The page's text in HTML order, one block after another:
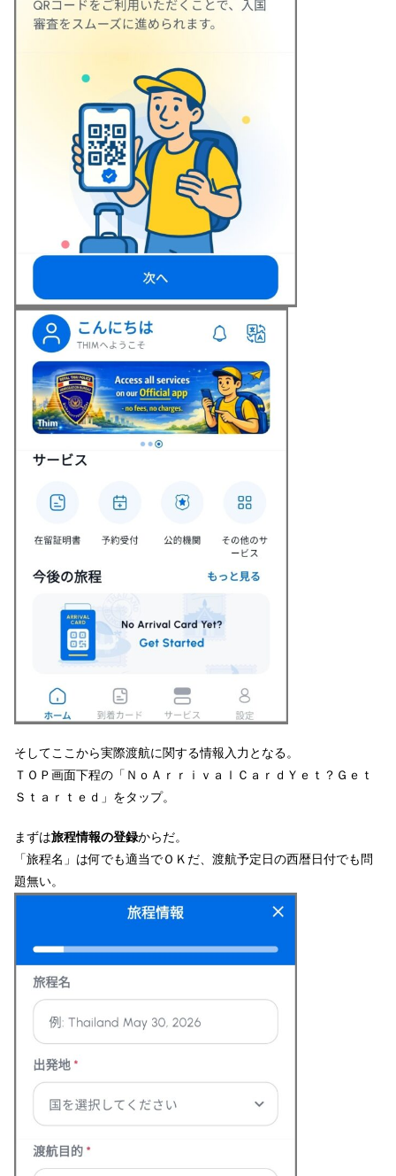
そしてここから実際渡航に関する情報入力となる。
ＴＯＰ画面下程の「ＮｏＡｒｒｉｖａｌＣａｒｄＹｅｔ？Ｇｅｔ
Ｓｔａｒｔｅｄ」をタップ。
まずは旅程情報の登録からだ。
「旅程名」は何でも適当でＯＫだ、渡航予定日の西暦日付でも問
題無い。